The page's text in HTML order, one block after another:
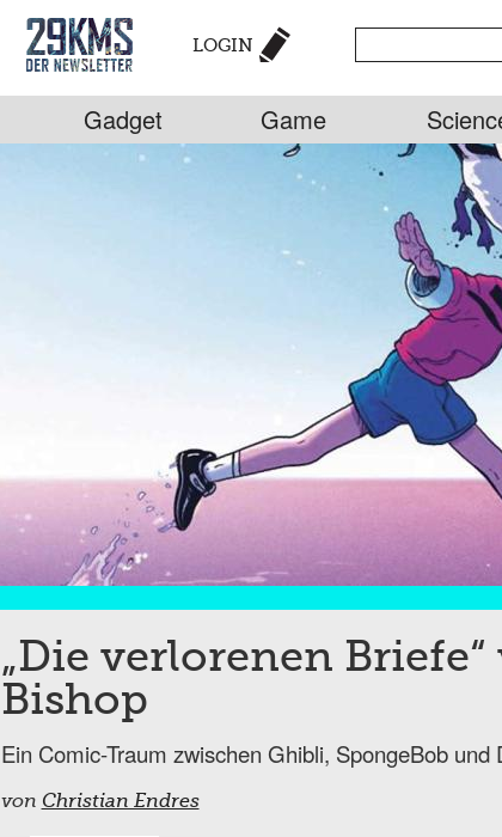
LOGIN
Gadget Game
„Die verlorenen
Bishop
Ein Comic-Traum zwischen Ghibli, SpongeBob und
von Christian Endres